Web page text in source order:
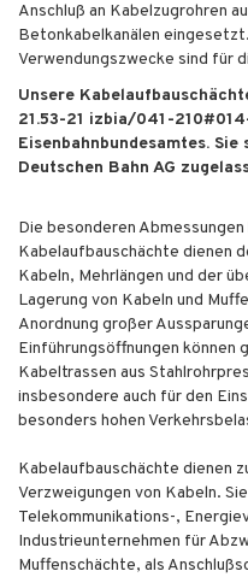
Anschluß an Kabelzugrohren
Betonkabelkanälen
Verwendungszwecke sind für
Unsere
21.53-21 izbia/041-
Eisenbahnbundesamtes.
Deutschen Bahn AG
Die besonderen
Kabelaufbauschächte dienen
Kabeln, Mehrlängen und der
Lagerung von Kabeln und
Anordnung großer
Einführungsöffnungen können
Kabeltrassen aus
insbesondere auch für den
besonders hohen
Kabelaufbauschächte dienen
Verzweigungen von Kabeln.
Telekommunikations-,
Industrieunternehmen für
Muffenschächte, als